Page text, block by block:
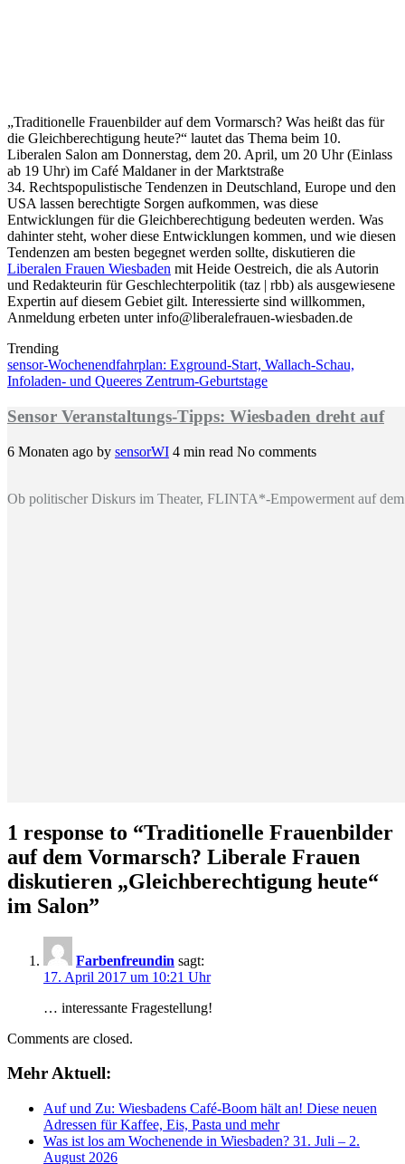
„Traditionelle Frauenbilder auf dem Vormarsch? Was heißt das für
die Gleichberechtigung heute?“ lautet das Thema beim 10.
Liberalen Salon am Donnerstag, dem 20. April, um 20 Uhr (Einlass
ab 19 Uhr) im Café Maldaner in der Marktstraße
34. Rechtspopulistische Tendenzen in Deutschland, Europe und den
USA lassen berechtigte Sorgen aufkommen, was diese
Entwicklungen für die Gleichberechtigung bedeuten werden. Was
dahinter steht, woher diese Entwicklungen kommen, und wie diesen
Tendenzen am besten begegnet werden sollte, diskutieren die
Liberalen Frauen Wiesbaden mit Heide Oestreich, die als Autorin
und Redakteurin für Geschlechterpolitik (taz | rbb) als ausgewiesene
Expertin auf diesem Gebiet gilt. Interessierte sind willkommen,
Anmeldung erbeten unter info@liberalefrauen-wiesbaden.de
Trending
sensor-Wochenendfahrplan: Exground-Start, Wallach-Schau,
Infoladen- und Queeres Zentrum-Geburtstage
Sensor Veranstaltungs-Tipps: Wiesbaden dreht auf
6 Monaten ago by sensorWI 4 min read No comments
Ob politischer Diskurs im Theater, FLINTA*-Empowerment auf
1 response to “Traditionelle Frauenbilder
auf dem Vormarsch? Liberale Frauen
diskutieren „Gleichberechtigung heute“
im Salon”
Farbenfreundin sagt:
17. April 2017 um 10:21 Uhr
… interessante Fragestellung!
Comments are closed.
Mehr Aktuell:
Auf und Zu: Wiesbadens Café-Boom hält an! Diese neuen
Adressen für Kaffee, Eis, Pasta und mehr
Was ist los am Wochenende in Wiesbaden? 31. Juli – 2.
August 2026